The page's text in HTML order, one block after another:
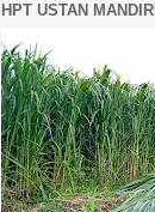
HPT USTAN MANDIRI